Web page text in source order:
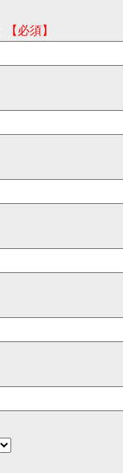
【必須】